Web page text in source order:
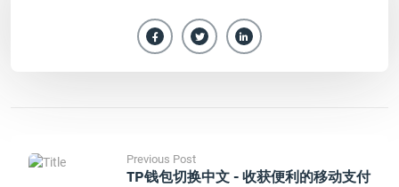
Previous Post
TP钱包切换中文 - 收获便利的移动支付